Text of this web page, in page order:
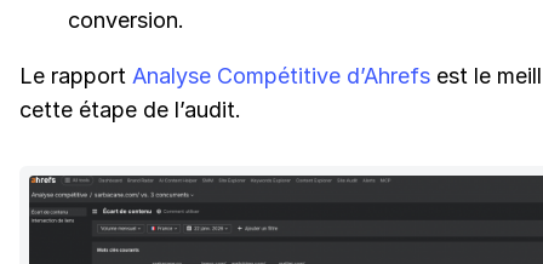
conversion.
Le rapport Analyse Compétitive d’Ahrefs est le
cette étape de l’audit.